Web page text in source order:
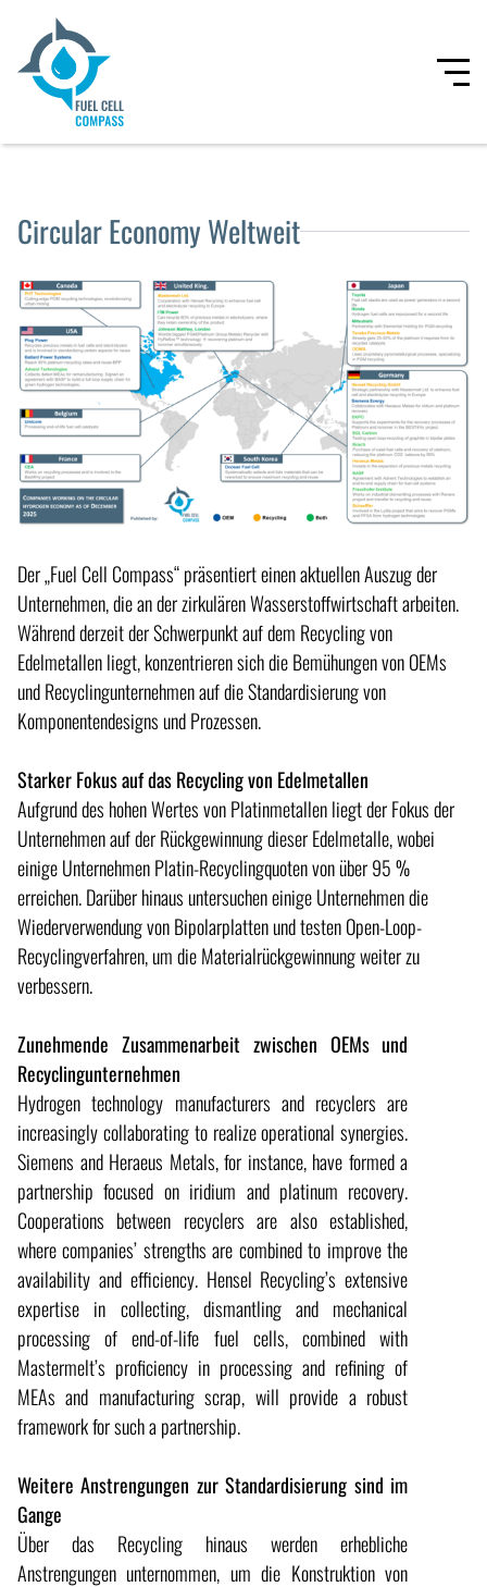
Circular Economy Weltweit
Der „Fuel Cell Compass“ präsentiert einen aktuellen Auszug der
Unternehmen, die an der zirkulären Wasserstoffwirtschaft arbeiten.
Während derzeit der Schwerpunkt auf dem Recycling von
Edelmetallen liegt, konzentrieren sich die Bemühungen von OEMs
und Recyclingunternehmen auf die Standardisierung von
Komponentendesigns und Prozessen.
Starker Fokus auf das Recycling von Edelmetallen
Aufgrund des hohen Wertes von Platinmetallen liegt der Fokus der
Unternehmen auf der Rückgewinnung dieser Edelmetalle, wobei
einige Unternehmen Platin-Recyclingquoten von über 95 %
erreichen. Darüber hinaus untersuchen einige Unternehmen die
Wiederverwendung von Bipolarplatten und testen Open-Loop-
Recyclingverfahren, um die Materialrückgewinnung weiter zu
verbessern.
Zunehmende Zusammenarbeit zwischen OEMs und
Recyclingunternehmen
Hydrogen technology manufacturers and recyclers are
increasingly collaborating to realize operational synergies.
Siemens and Heraeus Metals, for instance, have formed a
partnership focused on iridium and platinum recovery.
Cooperations between recyclers are also established,
where companies’ strengths are combined to improve the
availability and efficiency. Hensel Recycling’s extensive
expertise in collecting, dismantling and mechanical
processing of end-of-life fuel cells, combined with
Mastermelt’s proficiency in processing and refining of
MEAs and manufacturing scrap, will provide a robust
framework for such a partnership.
Weitere Anstrengungen zur Standardisierung sind im
Gange
Über das Recycling hinaus werden erhebliche
Anstrengungen unternommen, um die Konstruktion von